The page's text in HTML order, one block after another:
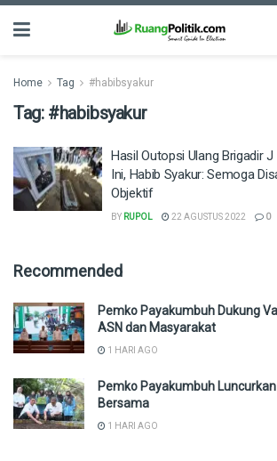
Home Tag #habibsyakur
Tag: #habibsyakur
Hasil Outopsi Ulang Brigadir
Ini, Habib Syakur: Semoga
Objektif
BY RUPOL 22 AGUSTUS 2022 0
Recommended
Pemko Payakumbuh Dukung
ASN dan Masyarakat
1 HARI AGO
Pemko Payakumbuh
Bersama
1 HARI AGO